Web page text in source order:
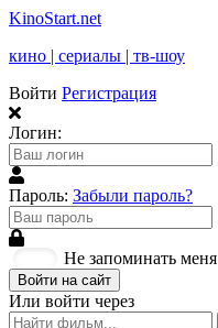
KinoStart.net
кино | сериалы | тв-шоу
Войти Регистрация
Логин:
Пароль: Забыли пароль?
Не запоминать меня
Войти на сайт
Или войти через